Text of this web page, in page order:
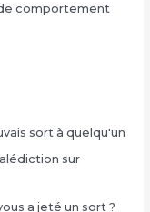
comportement
sort à quelqu'un
sur
a jeté un sort ?